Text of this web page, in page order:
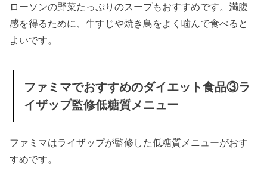
ローソンの野菜たっぷりのスープもおすすめです。満腹
感を得るために、牛すじや焼き鳥をよく噛んで食べると
よいです。
ファミマでおすすめのダイエット食品③ラ
イザップ監修低糖質メニュー
ファミマはライザップが監修した低糖質メニューがおす
すめです。